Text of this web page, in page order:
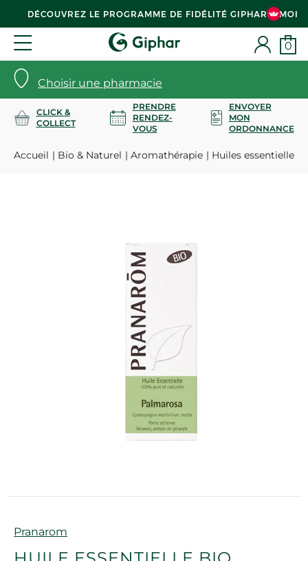
DÉCOUVREZ LE PROGRAMME DE FIDÉLITÉ GIPHAR & MOI
Choisir une pharmacie
0
CLICK &
COLLECT
PRENDRE
RENDEZ-
VOUS
ENVOYER
MON
ORDONNANCE
Accueil Bio & Naturel Aromathérapie Huiles essentielles
Marque
Pranarom